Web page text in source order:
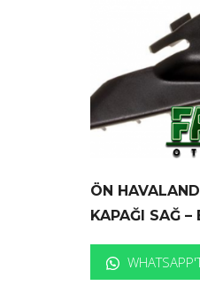
ÖN
KAPAĞI SAĞ –